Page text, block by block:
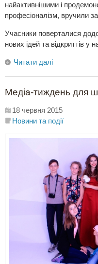
найактивнішими і
професіоналізм, вручили
Учасники поверталися
нових ідей та відкриттів у
Читати далі
Медіа-тиждень для
18 червня 2015
Новини та події